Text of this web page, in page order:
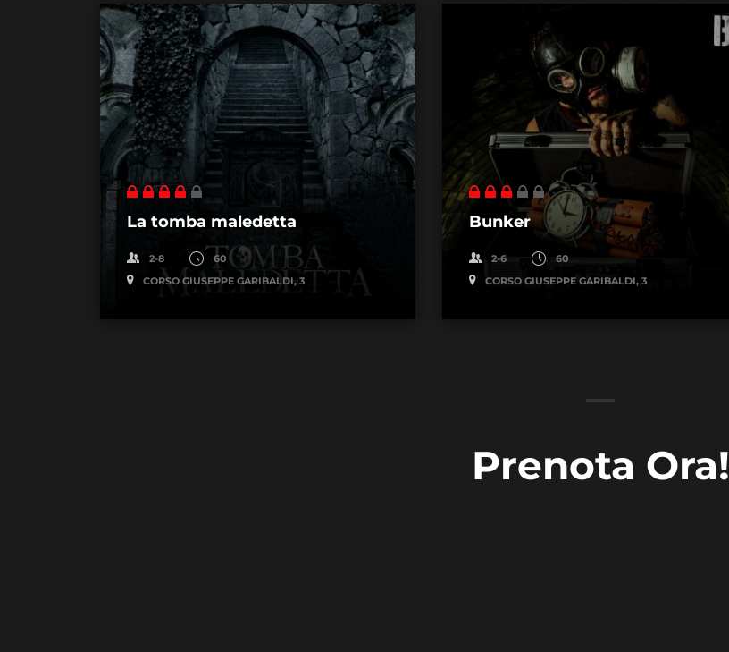
La tomba maledetta
2-8
60
CORSO GIUSEPPE GARIBALDI, 3
Bunker
2-6
60
CORSO GIUSEPPE GARIBALDI, 3
Prenota Ora!